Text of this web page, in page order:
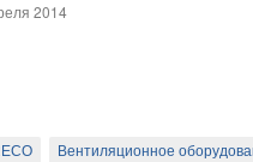
2014
Вентиляционное